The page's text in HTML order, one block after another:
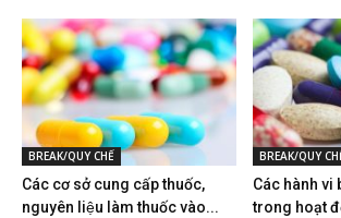
BREAK/QUY CHẾ
Các cơ sở cung cấp thuốc,
nguyên liệu làm thuốc vào...
BREAK/QUY
Các hành vi
trong hoạt